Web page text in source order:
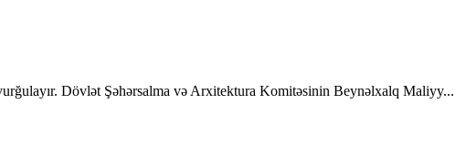
Dövlət Şəhərsalma və Arxitektura Komitəsinin Beynəlxalq Maliyy...